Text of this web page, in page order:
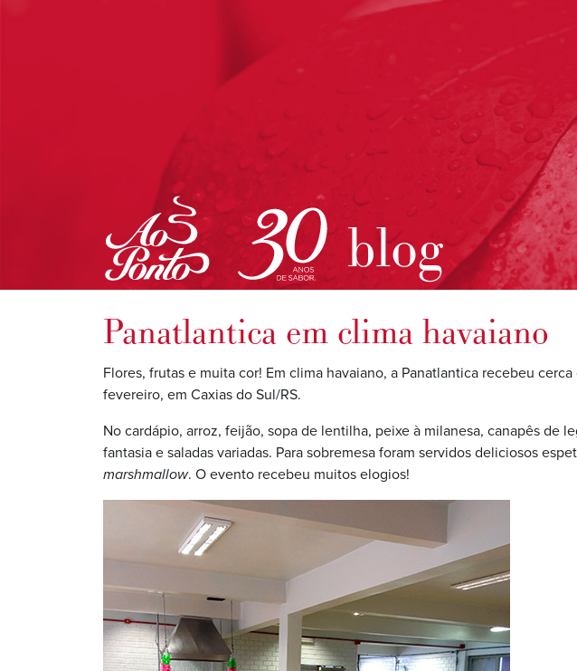
blog
Panatlantica em clima havaiano
Flores, frutas e muita cor! Em clima havaiano, a Panatlantica recebeu
fevereiro, em Caxias do Sul/RS.
No cardápio, arroz, feijão, sopa de lentilha, peixe à milanesa, canapês de
fantasia e saladas variadas. Para sobremesa foram servidos deliciosos
marshmallow. O evento recebeu muitos elogios!